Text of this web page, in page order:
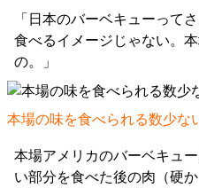
「日本のバーベキューって
食べるイメージじゃない。
の。」
本場の味を食べられる数少な
本場アメリカのバーベキュ
い部分を食べた後の肉（硬